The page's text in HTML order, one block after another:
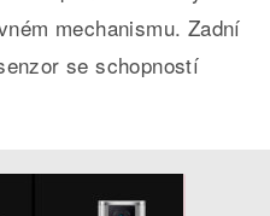
mechanismu. Zadní
se schopností